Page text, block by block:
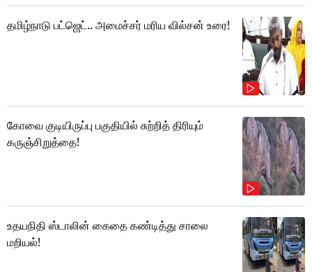
தமிழ்நாடு பட்ஜெட்.. அமைச்சர் மரிய வில்சன் உரை!
கோவை குடியிருப்பு பகுதியில் சுற்றித் திரியும்
கருஞ்சிறுத்தை!
உதயநிதி ஸ்டாலின் கைதை கண்டித்து சாலை
மறியல்!